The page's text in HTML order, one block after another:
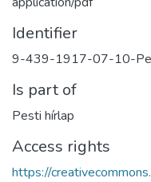
Identifier
9-439-1917-07-10-
Is part of
Pesti hírlap
Access rights
https://